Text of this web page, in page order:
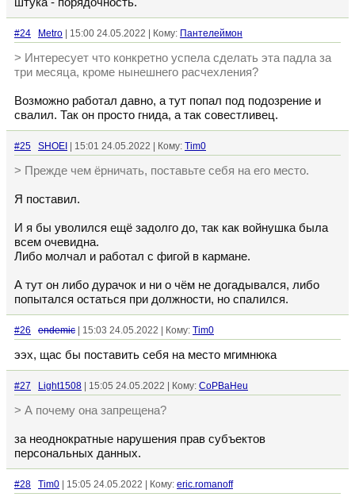
#24 Metro | 15:00 24.05.2022 | Кому: Пантелеймон
> Интересует что конкретно успела сделать эта падла за
три месяца, кроме нынешнего расчехления?
Возможно работал давно, а тут попал под подозрение и
свалил. Так он просто гнида, а так совестливец.
#25 SHOEI | 15:01 24.05.2022 | Кому: Tim0
> Прежде чем ёрничать, поставьте себя на его место.
Я поставил.
И я бы уволился ещё задолго до, так как войнушка была
всем очевидна.
Либо молчал и работал с фигой в кармане.
А тут он либо дурачок и ни о чём не догадывался, либо
попытался остаться при должности, но спалился.
#26 endemic | 15:03 24.05.2022 | Кому: Tim0
ээх, щас бы поставить себя на место мгимнюка
#27 Light1508 | 15:05 24.05.2022 | Кому: CoPBaHeu
> А почему она запрещена?
за неоднократные нарушения прав субъектов
персональных данных.
#28 Tim0 | 15:05 24.05.2022 | Кому: eric.romanoff